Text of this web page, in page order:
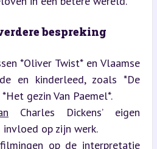
bespreking
*Oliver Twist* en Vlaamse
en kinderleed, zoals *De
gezin Van Paemel*.
Charles Dickens’ eigen
invloed op zijn werk.
op de interpretatie